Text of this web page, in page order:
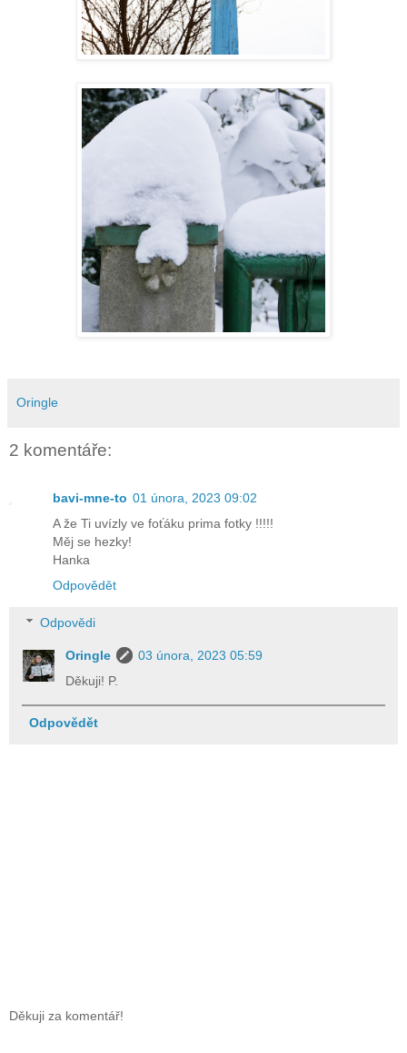
Oringle
2 komentáře:
bavi-mne-to 01 února, 2023 09:02
A že Ti uvízly ve foťáku prima fotky !!!!!
Měj se hezky!
Hanka
Odpovědět
Odpovědi
Oringle
03 února, 2023 05:59
Děkuji! P.
Odpovědět
Děkuji za komentář!